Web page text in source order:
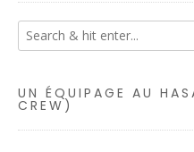
UN ÉQUIPAGE AU
CREW)